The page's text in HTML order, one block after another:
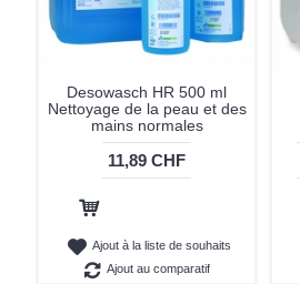
Desowasch HR 500 ml
Nettoyage de la peau et des
mains normales
11,89 CHF
Ajout à la liste de souhaits
Ajout au comparatif